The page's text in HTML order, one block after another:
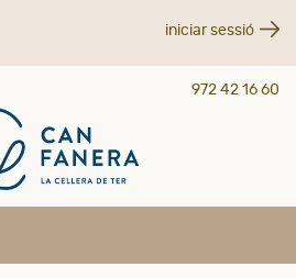
972 42 16 60
iniciar sessió